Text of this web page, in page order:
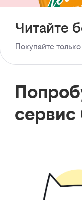
Читайте
Покупайте
сервис